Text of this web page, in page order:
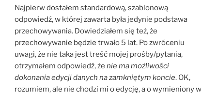
Najpierw dostałem standardową, szablonową
odpowiedź, w której zawarta była jedynie podstawa
przechowywania. Dowiedziałem się też, że
przechowywanie będzie trwało 5 lat. Po zwróceniu
uwagi, że nie taka jest treść mojej prośby/pytania,
otrzymałem odpowiedź, że nie ma możliwości
dokonania edycji danych na zamkniętym koncie. OK,
rozumiem, ale nie chodzi mi o edycję, a o wymieniony w